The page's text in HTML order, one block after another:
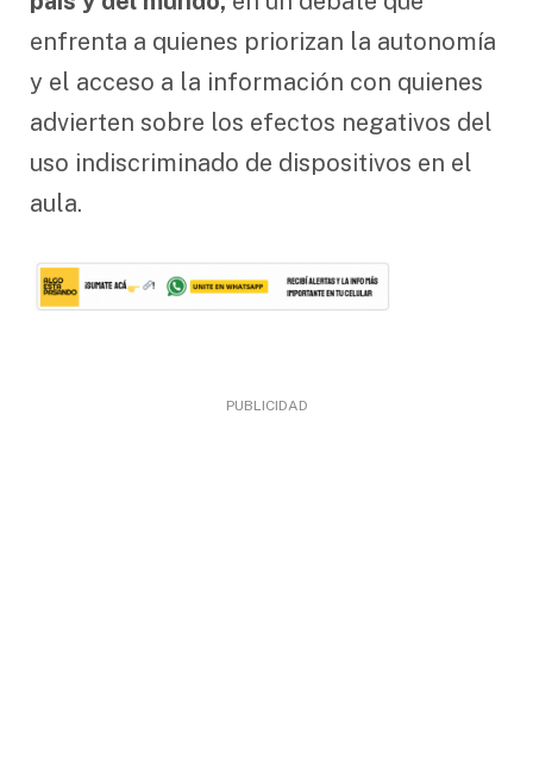
enfrenta a quienes priorizan la autonomía
y el acceso a la información con quienes
advierten sobre los efectos negativos del
uso indiscriminado de dispositivos en el
aula.
PUBLICIDAD